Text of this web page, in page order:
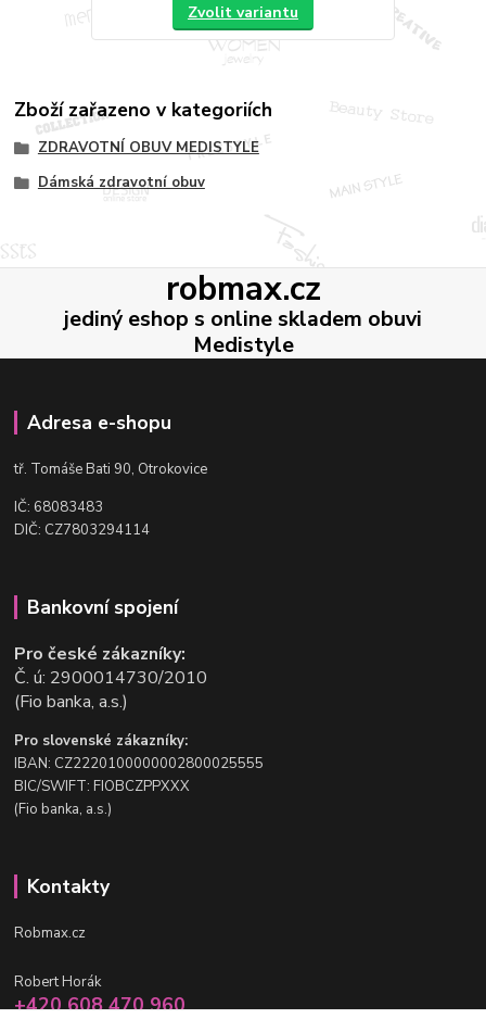
Zvolit variantu
Zboží zařazeno v kategoriích
ZDRAVOTNÍ OBUV MEDISTYLE
Dámská zdravotní obuv
robmax.cz
jediný eshop s online skladem obuvi
Medistyle
Adresa e-shopu
tř. Tomáše Bati 90, Otrokovice
IČ: 68083483
DIČ: CZ7803294114
Bankovní spojení
Pro české zákazníky:
Č. ú: 2900014730/2010
(Fio banka, a.s.)
Pro slovenské zákazníky:
IBAN: CZ2220100000002800025555
BIC/SWIFT: FIOBCZPPXXX
(Fio banka, a.s.)
Kontakty
Robmax.cz
Robert Horák
+420 608 470 960